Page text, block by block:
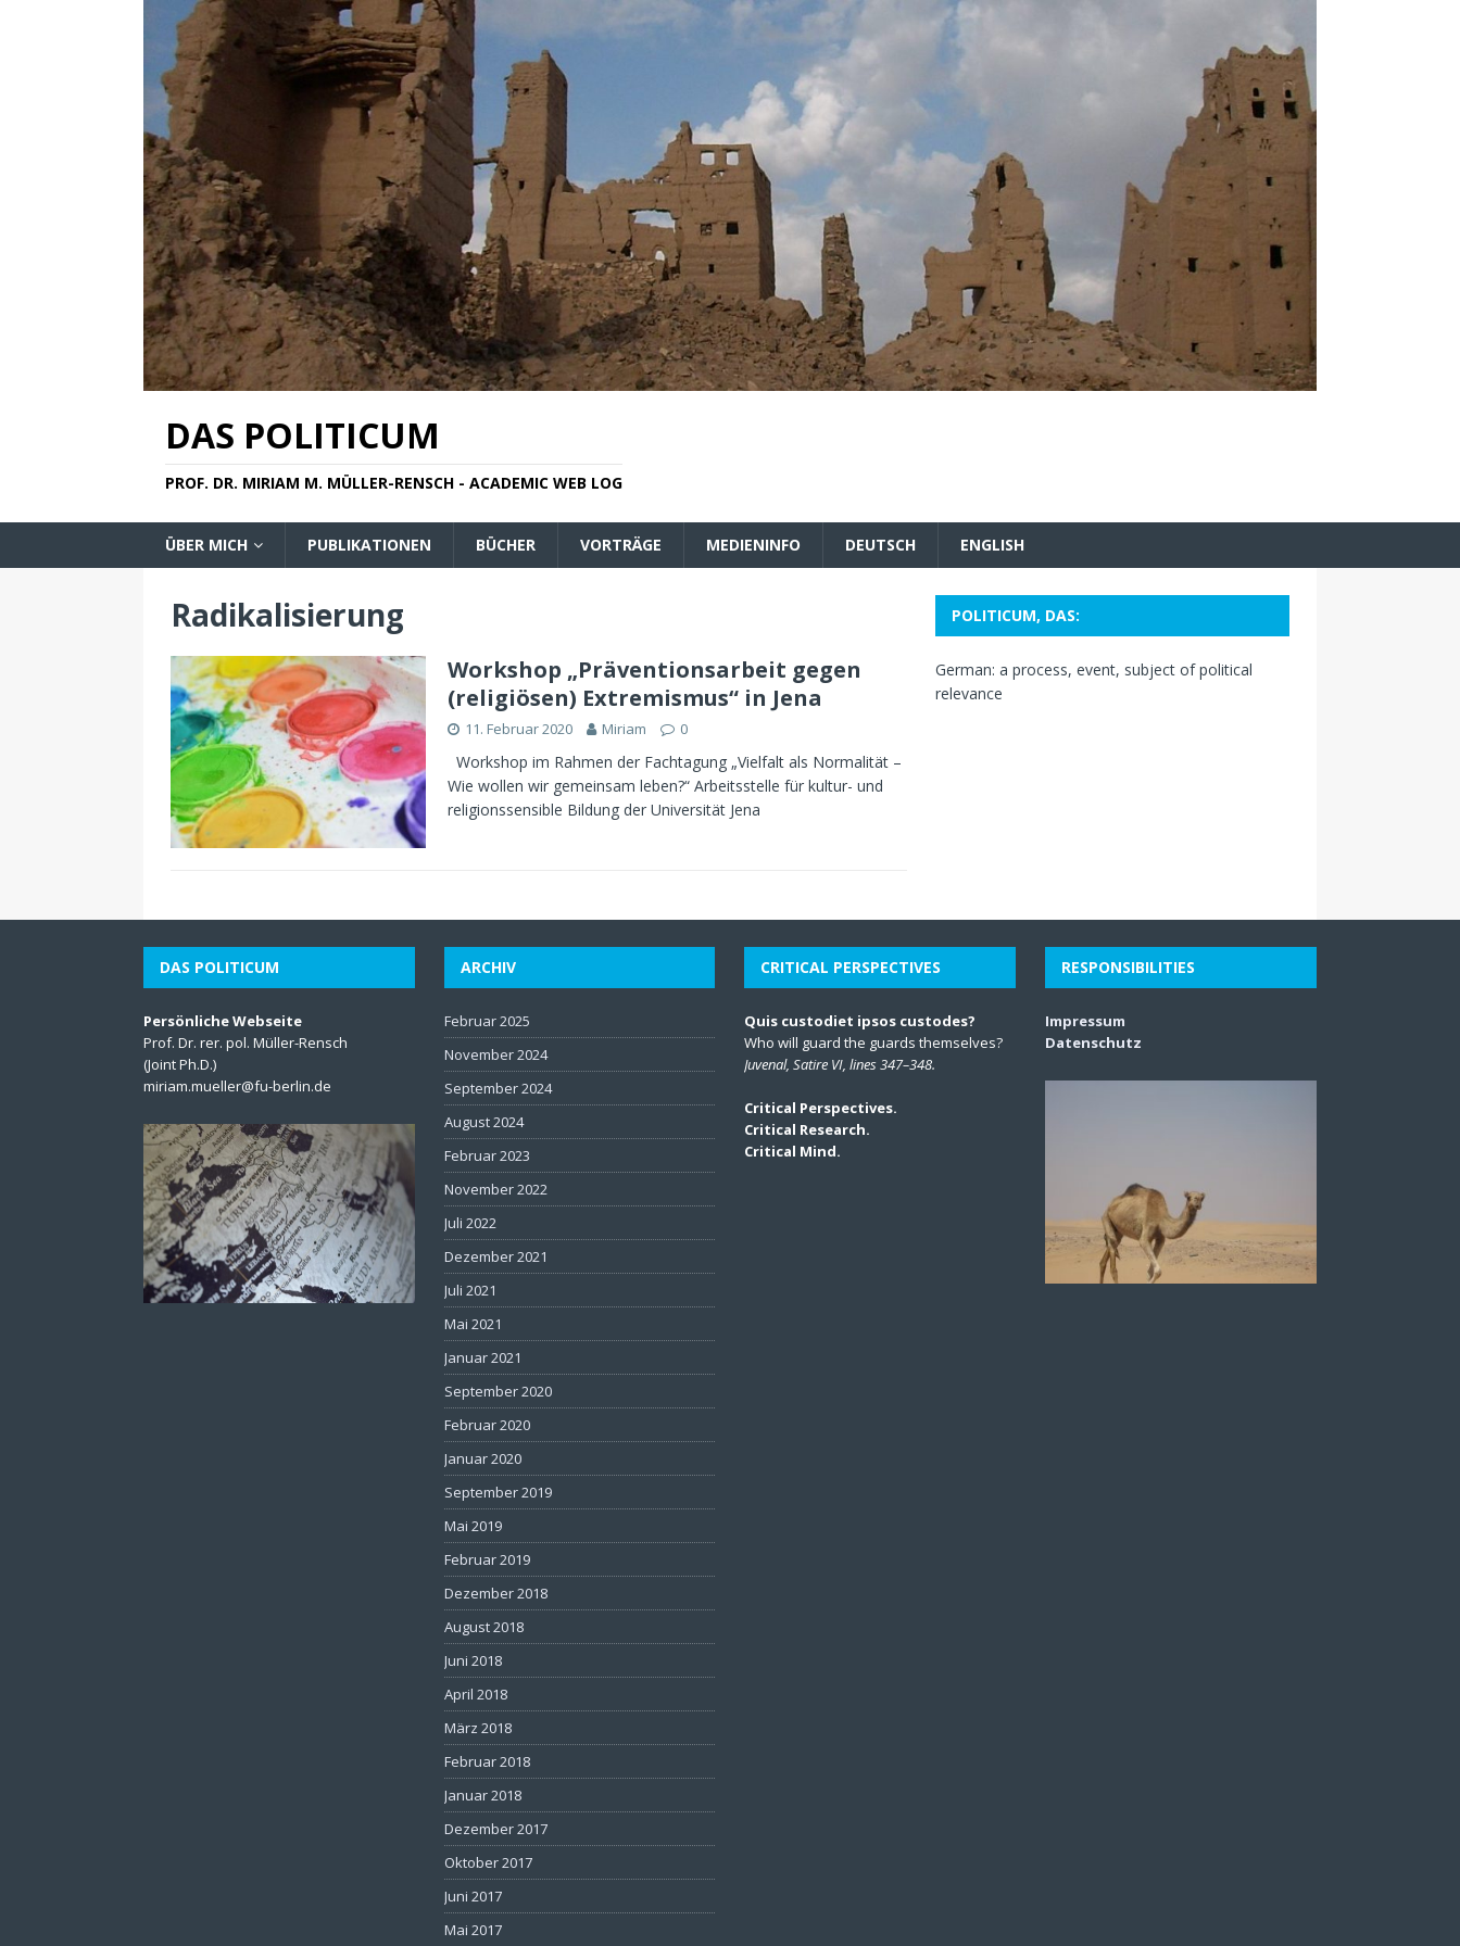
DAS POLITICUM
PROF. DR. MIRIAM M. MÜLLER-RENSCH - ACADEMIC WEB LOG
ÜBER MICH PUBLIKATIONEN BÜCHER VORTRÄGE MEDIENINFO DEUTSCH ENGLISH
Radikalisierung
Workshop „Präventionsarbeit gegen
(religiösen) Extremismus“ in Jena
11. Februar 2020 Miriam 0
Workshop im Rahmen der Fachtagung „Vielfalt als Normalität –
Wie wollen wir gemeinsam leben?“ Arbeitsstelle für kultur- und
religionssensible Bildung der Universität Jena
POLITICUM, DAS:
German: a process, event, subject of political
relevance
DAS POLITICUM
Persönliche Webseite
Prof. Dr. rer. pol. Müller-Rensch
(Joint Ph.D.)
miriam.mueller@fu-berlin.de
ARCHIV
Februar 2025
November 2024
September 2024
August 2024
Februar 2023
November 2022
Juli 2022
Dezember 2021
Juli 2021
Mai 2021
Januar 2021
September 2020
Februar 2020
Januar 2020
September 2019
Mai 2019
Februar 2019
Dezember 2018
August 2018
Juni 2018
April 2018
März 2018
Februar 2018
Januar 2018
Dezember 2017
Oktober 2017
Juni 2017
Mai 2017
CRITICAL PERSPECTIVES
Quis custodiet ipsos custodes?
Who will guard the guards themselves?
Juvenal, Satire VI, lines 347–348.
Critical Perspectives.
Critical Research.
Critical Mind.
RESPONSIBILITIES
Impressum
Datenschutz